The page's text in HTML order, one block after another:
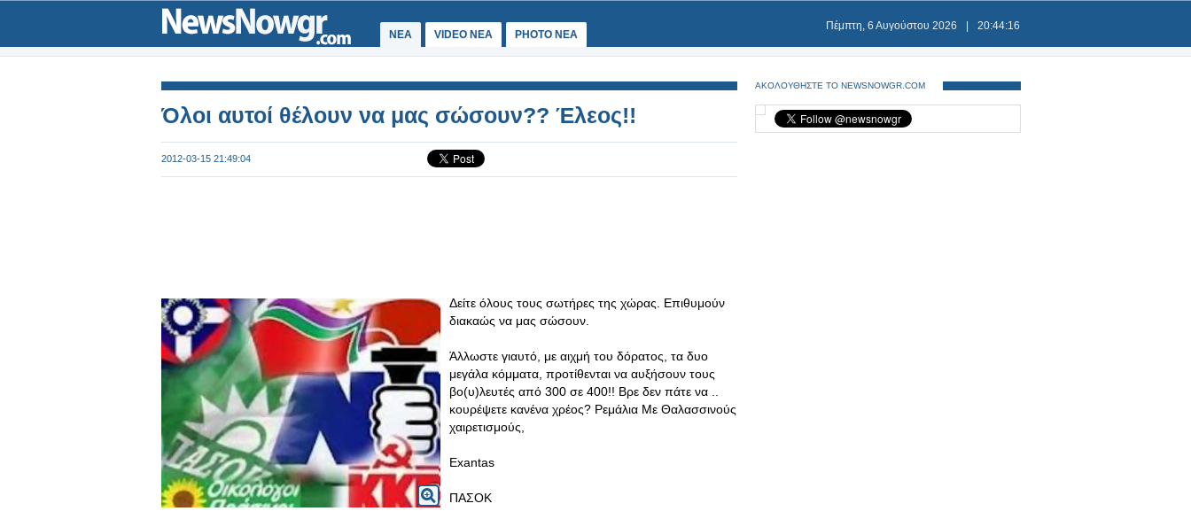
ΝΕΑ VIDEO NEA PHOTO NEA
Πέμπτη, 6 Αυγούστου 2026 20:44:16
Όλοι αυτοί θέλουν να μας σώσουν?? Έλεος!!
2012-03-15 21:49:04
Δείτε όλους τους σωτήρες της χώρας. Επιθυμούν
διακαώς να μας σώσουν.
Άλλωστε γιαυτό, με αιχμή του δόρατος, τα δυο
μεγάλα κόμματα, προτίθενται να αυξήσουν τους
βο(υ)λευτές από 300 σε 400!! Βρε δεν πάτε να ..
κουρέψετε κανένα χρέος? Ρεμάλια Με Θαλασσινούς
χαιρετισμούς,
Exantas
ΠΑΣΟΚ
ΑΚΟΛΟΥΘΗΣΤΕ ΤΟ NEWSNOWGR.COM